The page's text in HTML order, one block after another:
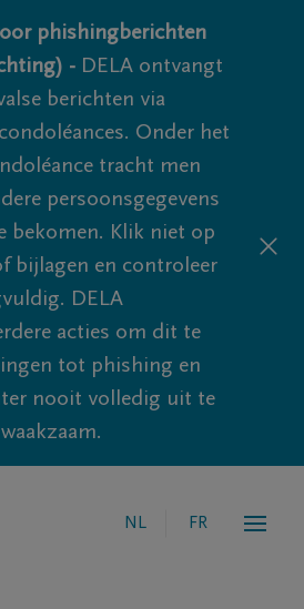
phishingberichten
- DELA ontvangt
berichten via
Onder het
tracht men
persoonsgegevens
bekomen. Klik niet op
bijlagen en controleer
DELA
acties om dit te
tot phishing en
nooit volledig uit te
NL FR